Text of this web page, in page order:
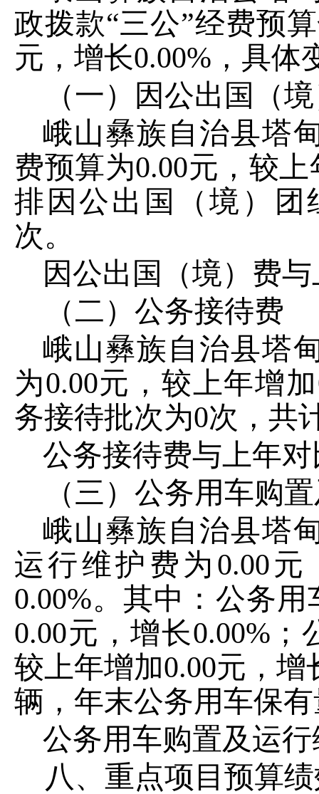
政拨款“三公”经费预
元，增长0.00% ，具体
（一）因公出国（
峨山彝族自治县塔
费预算为0.00元，较
排因公出国（境）团
次。
因公出国（境）费
（二）公务接待费
峨山彝族自治县塔
为0.00元，较上年增加
务接待批次为0次，共
公务接待费与上年
（三）公务用车购
峨山彝族自治县塔
运行维护费为 0.00元
0.00%。其中：公务用
0.00元，增长0.00%
较上年增加0.00元，增
辆，年末公务用车保
公务用车购置及运
八、重点项目预算